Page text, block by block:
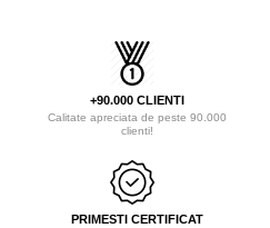
+90.000 CLIENTI
Calitate apreciata de peste 90.000
clienti!
PRIMESTI CERTIFICAT